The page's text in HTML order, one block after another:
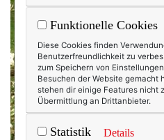
Funktionelle Cookies
Diese Cookies finden
Benutzerfreundlichkeit zu
zum Speichern von
Besuchen der Website gemacht
stehen dir einige Features nicht
Übermittlung an Drittanbieter.
Statistik Details